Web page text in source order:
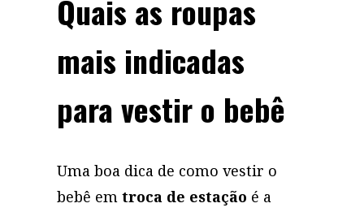
Quais as roupas
mais indicadas
para vestir o bebê
Uma boa dica de como vestir o
bebê em troca de estação é a